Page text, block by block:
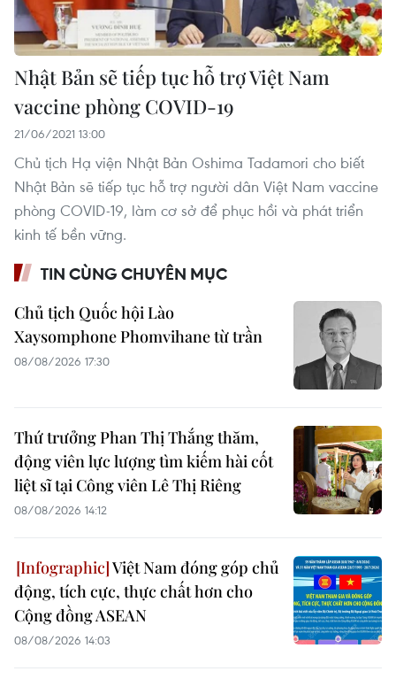
Nhật Bản sẽ tiếp tục hỗ trợ Việt Nam
vaccine phòng COVID-19
21/06/2021 13:00
Chủ tịch Hạ viện Nhật Bản Oshima Tadamori cho biết
Nhật Bản sẽ tiếp tục hỗ trợ người dân Việt Nam vaccine
phòng COVID-19, làm cơ sở để phục hồi và phát triển
kinh tế bền vững.
TIN CÙNG CHUYÊN MỤC
Chủ tịch Quốc hội Lào
Xaysomphone Phomvihane từ trần
08/08/2026 17:30
Thứ trưởng Phan Thị Thắng thăm,
động viên lực lượng tìm kiếm hài cốt
liệt sĩ tại Công viên Lê Thị Riêng
08/08/2026 14:12
Việt Nam đóng góp chủ
động, tích cực, thực chất hơn cho
Cộng đồng ASEAN
08/08/2026 14:03